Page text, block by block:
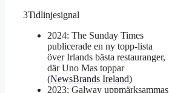
3Tidlinjesignal
2024: The Sunday Times
publicerade en ny topp-lista
över Irlands bästa restauranger,
där Uno Mas toppar
(NewsBrands Ireland)
2023: Galway uppmärksammas